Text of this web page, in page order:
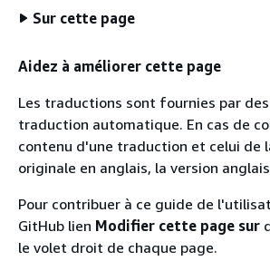
Sur cette page
Aidez à améliorer cette page
Les traductions sont fournies par
traduction automatique. En cas de
contenu d'une traduction et celui de
originale en anglais, la version
Pour contribuer à ce guide de
GitHub lien Modifier cette page sur
le volet droit de chaque page.